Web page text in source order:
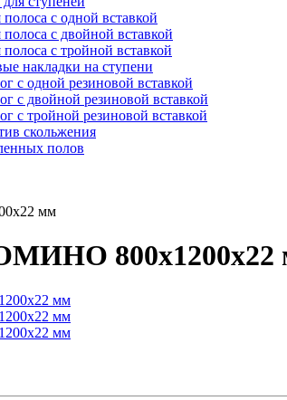
с одной вставкой
с двойной вставкой
с тройной вставкой
накладки на ступени
с одной резиновой вставкой
с двойной резиновой вставкой
с тройной резиновой вставкой
скольжения
полов
мм
800х1200х22